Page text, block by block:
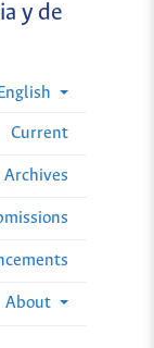
y de
English
Current
Archives
About